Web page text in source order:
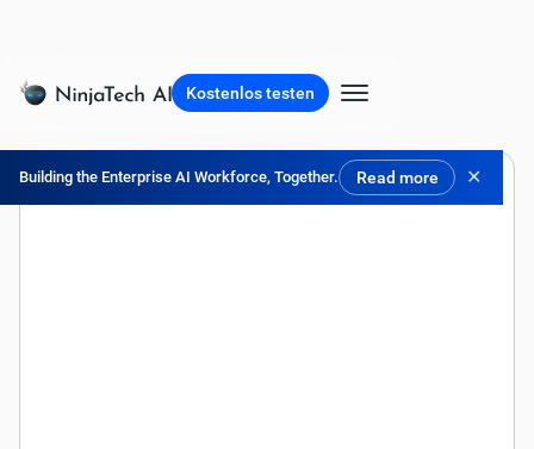
Building the Enterprise AI Workforce, Together. Read more ✕
Kostenlos testen